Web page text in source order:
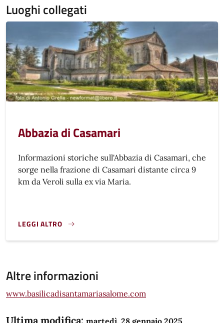
Luoghi collegati
Abbazia di Casamari
Informazioni storiche sull'Abbazia di Casamari, che
sorge nella frazione di Casamari distante circa 9
km da Veroli sulla ex via Maria.
LEGGI ALTRO
}
Altre informazioni
www.basilicadisantamariasalome.com
Ultima modifica: